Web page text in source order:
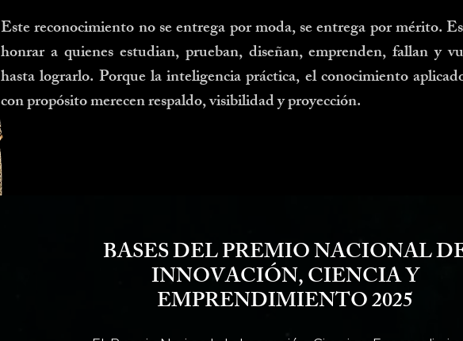
Este reconocimiento no se entrega por moda, se entrega por mérito.
honrar a quienes estudian, prueban, diseñan, emprenden, fallan y
hasta lograrlo. Porque la inteligencia práctica, el conocimiento
con propósito merecen respaldo, visibilidad y proyección.
BASES DEL PREMIO NACIONAL
INNOVACIÓN, CIENCIA Y
EMPRENDIMIENTO 2025